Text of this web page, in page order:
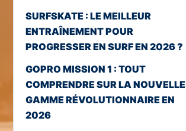
SURFSKATE : LE MEILLEUR
ENTRAÎNEMENT POUR
PROGRESSER EN SURF EN 2026 ?
GOPRO MISSION 1 : TOUT
COMPRENDRE SUR LA NOUVELLE
GAMME RÉVOLUTIONNAIRE EN
2026